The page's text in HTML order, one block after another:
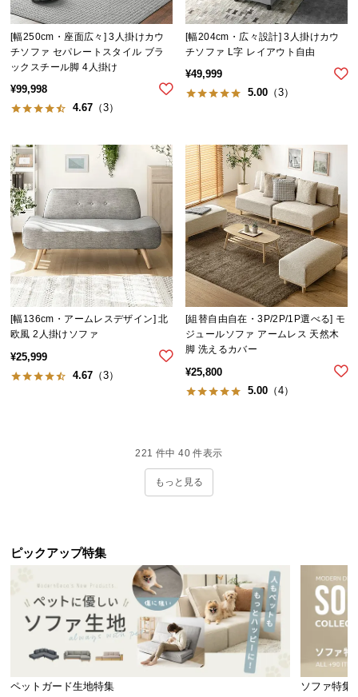
[幅250cm・座面広々] 3人掛けカウ
チソファ セパレートスタイル ブラ
ックスチール脚 4人掛け
¥99,998
4.67 （3）
[幅204cm・広々設計] 3人掛けカウ
チソファ L字 レイアウト自由
¥49,999
5.00 （3）
[幅136cm・アームレスデザイン] 北
欧風 2人掛けソファ
¥25,999
4.67 （3）
[組替自由自在・3P/2P/1P選べる] モ
ジュールソファ アームレス 天然木
脚 洗えるカバー
¥25,800
5.00 （4）
221 件中 40 件表示
もっと見る
ピックアップ特集
ペットガード生地特集 ソファ特集